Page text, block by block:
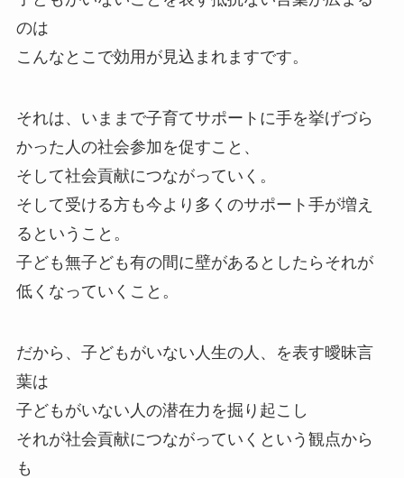
のは
こんなとこで効用が見込まれますです。
それは、いままで子育てサポートに手を挙げづら
かった人の社会参加を促すこと、
そして社会貢献につながっていく。
そして受ける方も今より多くのサポート手が増え
るということ。
子ども無子ども有の間に壁があるとしたらそれが
低くなっていくこと。
だから、子どもがいない人生の人、を表す曖昧言
葉は
子どもがいない人の潜在力を掘り起こし
それが社会貢献につながっていくという観点から
も